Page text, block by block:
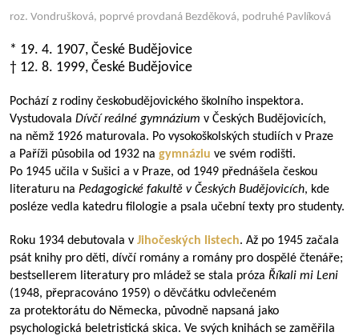
roz. Vondrušková, poprvé provdaná Bezděková, podruhé Pavlíková
* 19. 4. 1907, České Budějovice
† 12. 8. 1999, České Budějovice
Pochází z rodiny českobudějovického školního inspektora.
Vystudovala Dívčí reálné gymnázium v Českých Budějovicích,
na němž 1926 maturovala. Po vysokoškolských studiích v Praze
a Paříži působila od 1932 na gymnáziu ve svém rodišti.
Po 1945 učila v Sušici a v Praze, od 1949 přednášela českou
literaturu na Pedagogické fakultě v Českých Budějovicích, kde
posléze vedla katedru filologie a psala učební texty pro studenty.
Roku 1934 debutovala v Jihočeských listech. Až po 1945 začala
psát knihy pro děti, dívčí romány a romány pro dospělé čtenáře;
bestsellerem literatury pro mládež se stala próza Říkali mi Leni
(1948, přepracováno 1959) o děvčátku odvlečeném
za protektorátu do Německa, původně napsaná jako
psychologická beletristická skica. Ve svých knihách se zaměřila